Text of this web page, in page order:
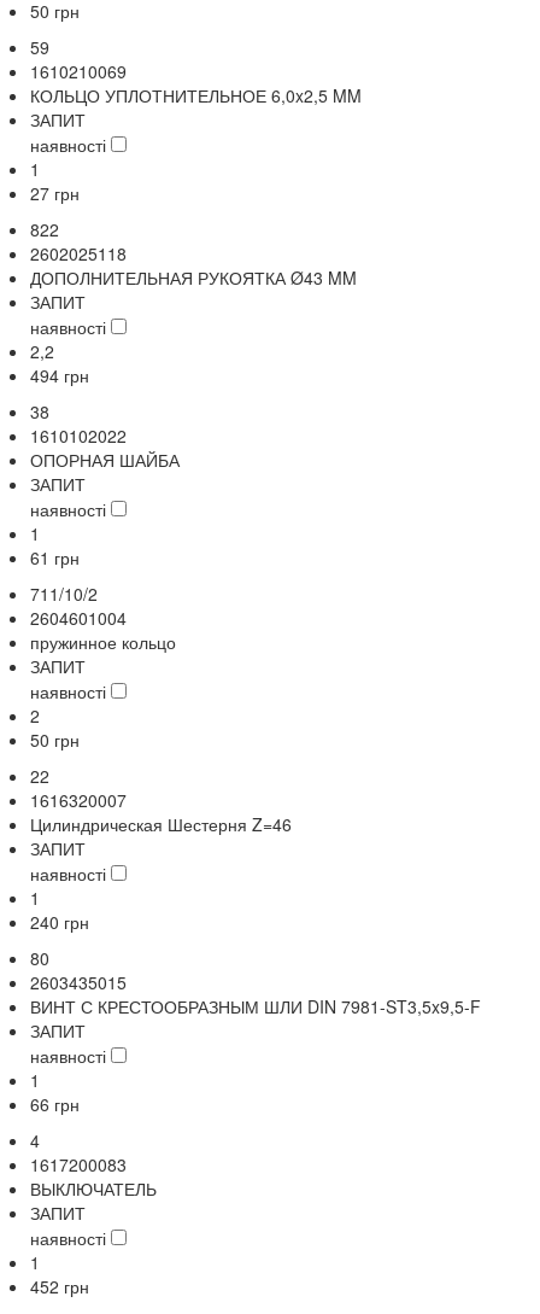
50 грн
59
1610210069
КОЛЬЦО УПЛОТНИТЕЛЬНОЕ 6,0x2,5 MM
ЗАПИТ
наявності
1
27 грн
822
2602025118
ДОПОЛНИТЕЛЬНАЯ РУКОЯТКА Ø43 MM
ЗАПИТ
наявності
2,2
494 грн
38
1610102022
ОПОРНАЯ ШАЙБА
ЗАПИТ
наявності
1
61 грн
711/10/2
2604601004
пружинное кольцо
ЗАПИТ
наявності
2
50 грн
22
1616320007
Цилиндрическая Шестерня Z=46
ЗАПИТ
наявності
1
240 грн
80
2603435015
ВИНТ С КРЕСТООБРАЗНЫМ ШЛИ DIN 7981-ST3,5x9,5-F
ЗАПИТ
наявності
1
66 грн
4
1617200083
ВЫКЛЮЧАТЕЛЬ
ЗАПИТ
наявності
1
452 грн